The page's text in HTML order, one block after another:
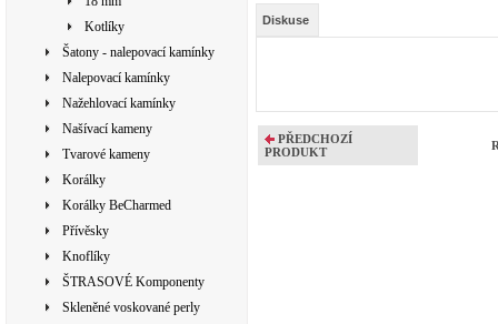
Kotlíky
Šatony - nalepovací kamínky
Nalepovací kamínky
Nažehlovací kamínky
Našívací kameny
Tvarové kameny
Korálky
Korálky BeCharmed
Přívěsky
Knoflíky
ŠTRASOVÉ Komponenty
Skleněné voskované perly
Diskuse
PŘEDCHOZÍ
PRODUKT